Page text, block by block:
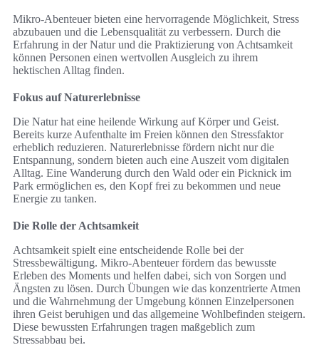
Mikro-Abenteuer bieten eine hervorragende Möglichkeit, Stress
abzubauen und die Lebensqualität zu verbessern. Durch die
Erfahrung in der Natur und die Praktizierung von Achtsamkeit
können Personen einen wertvollen Ausgleich zu ihrem
hektischen Alltag finden.
Fokus auf Naturerlebnisse
Die Natur hat eine heilende Wirkung auf Körper und Geist.
Bereits kurze Aufenthalte im Freien können den Stressfaktor
erheblich reduzieren. Naturerlebnisse fördern nicht nur die
Entspannung, sondern bieten auch eine Auszeit vom digitalen
Alltag. Eine Wanderung durch den Wald oder ein Picknick im
Park ermöglichen es, den Kopf frei zu bekommen und neue
Energie zu tanken.
Die Rolle der Achtsamkeit
Achtsamkeit spielt eine entscheidende Rolle bei der
Stressbewältigung. Mikro-Abenteuer fördern das bewusste
Erleben des Moments und helfen dabei, sich von Sorgen und
Ängsten zu lösen. Durch Übungen wie das konzentrierte Atmen
und die Wahrnehmung der Umgebung können Einzelpersonen
ihren Geist beruhigen und das allgemeine Wohlbefinden steigern.
Diese bewussten Erfahrungen tragen maßgeblich zum
Stressabbau bei.